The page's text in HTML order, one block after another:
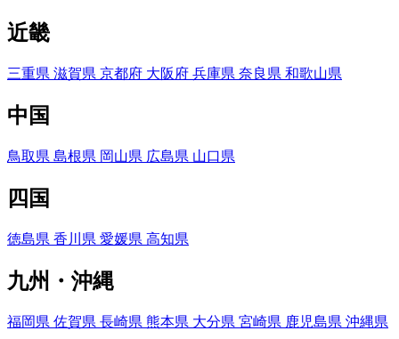
近畿
三重県 滋賀県 京都府 大阪府 兵庫県 奈良県 和歌山県
中国
鳥取県 島根県 岡山県 広島県 山口県
四国
徳島県 香川県 愛媛県 高知県
九州・沖縄
福岡県 佐賀県 長崎県 熊本県 大分県 宮崎県 鹿児島県 沖縄県